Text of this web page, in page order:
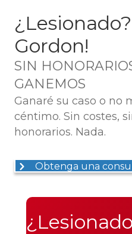
Gordon!
SIN
GANEMOS
Ganaré su caso o no
céntimo. Sin costes,
honorarios. Nada.
Obtenga una